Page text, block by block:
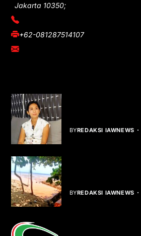
Jakarta 10350;
(021) 3908026
+62-081287514107
adm@iawnews.com
BYREDAKSI IAWNEWS
BYREDAKSI IAWNEWS